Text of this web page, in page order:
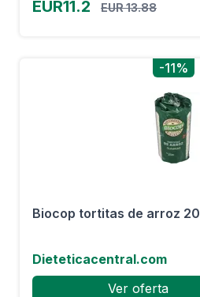
EUR11.2 EUR 13.88
-11%
Biocop tortitas de arroz
Dieteticacentral.com
Ver oferta